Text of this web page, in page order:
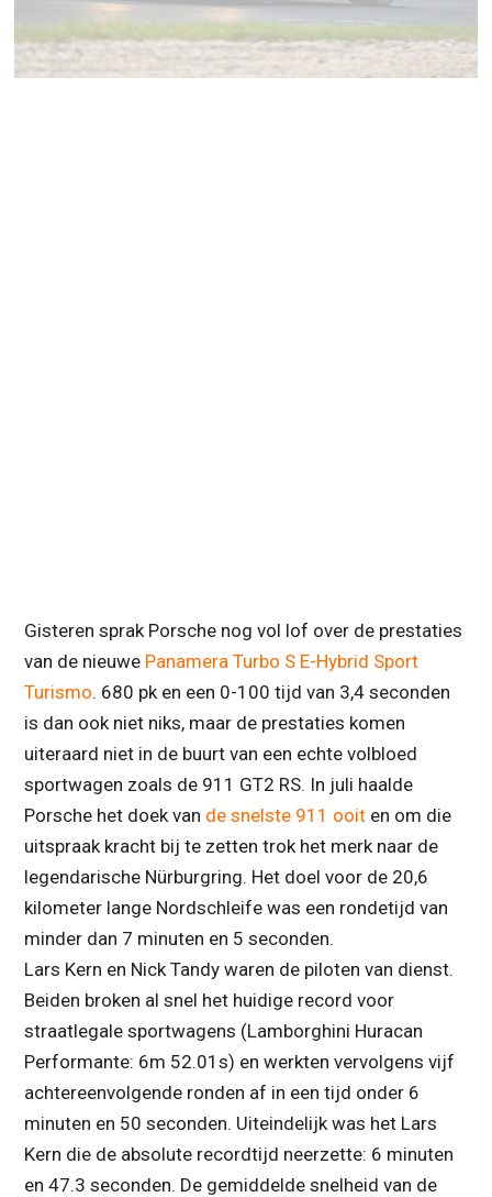
Gisteren sprak Porsche nog vol lof over de prestaties
van de nieuwe Panamera Turbo S E-Hybrid Sport
Turismo. 680 pk en een 0-100 tijd van 3,4 seconden
is dan ook niet niks, maar de prestaties komen
uiteraard niet in de buurt van een echte volbloed
sportwagen zoals de 911 GT2 RS. In juli haalde
Porsche het doek van de snelste 911 ooiten om die
uitspraak kracht bij te zetten trok het merk naar de
legendarische Nürburgring. Het doel voor de 20,6
kilometer lange Nordschleife was een rondetijd van
minder dan 7 minuten en 5 seconden.
Lars Kern en Nick Tandy waren de piloten van dienst.
Beiden broken al snel het huidige record voor
straatlegale sportwagens (Lamborghini Huracan
Performante: 6m 52.01s) en werkten vervolgens vijf
achtereenvolgende ronden af in een tijd onder 6
minuten en 50 seconden. Uiteindelijk was het Lars
Kern die de absolute recordtijd neerzette: 6 minuten
en 47.3 seconden. De gemiddelde snelheid van de